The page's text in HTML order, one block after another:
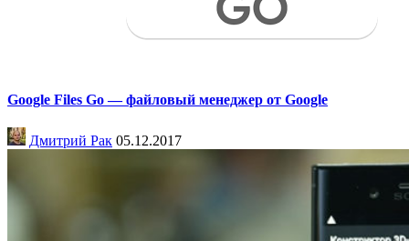
Google Files Go — файловый менеджер от Google
Дмитрий Рак 05.12.2017